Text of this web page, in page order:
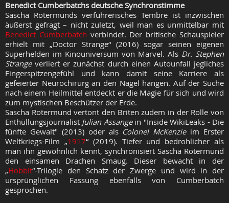
Benedict Cumberbatchs deutsche Synchronstimme
Sascha Rotermunds verführerisches Tembre ist inzwischen
äußerst gefragt – nicht zuletzt, weil man es unmittelbar mit
Benedict Cumberbatch verbindet. Der britische Schauspieler
erhielt mit „Doctor Strange“ (2016) sogar seinen eigenen
Superhelden im Kinouniversum von Marvel. Als Dr. Stephen
Strangeverliert er zunächst durch einen Autounfall jegliches
Fingerspitzengefühl und kann damit seine Karriere als
gefeierter Neurochirurg an den Nagel hängen. Auf der Suche
nach einem Heilmittel entdeckt er die Magie für sich und wird
zum mystischen Beschützer der Erde.
Sascha Rotermund vertont den Briten zudem in der Rolle von
Enthüllungsjournalist Julian Assangein "Inside WikiLeaks - Die
fünfte Gewalt" (2013) oder als Colonel McKenzieim Erster
Weltkriegs-Film „1917“ (2019). Tiefer und bedrohlicher als
man ihn gewöhnlich kennt, synchronisiert Sascha Rotermund
den einsamen Drachen Smaug. Dieser bewacht in der
„Hobbit“-Trilogie den Schatz der Zwerge und wird in der
ursprünglichen Fassung ebenfalls von Cumberbatch
gesprochen.